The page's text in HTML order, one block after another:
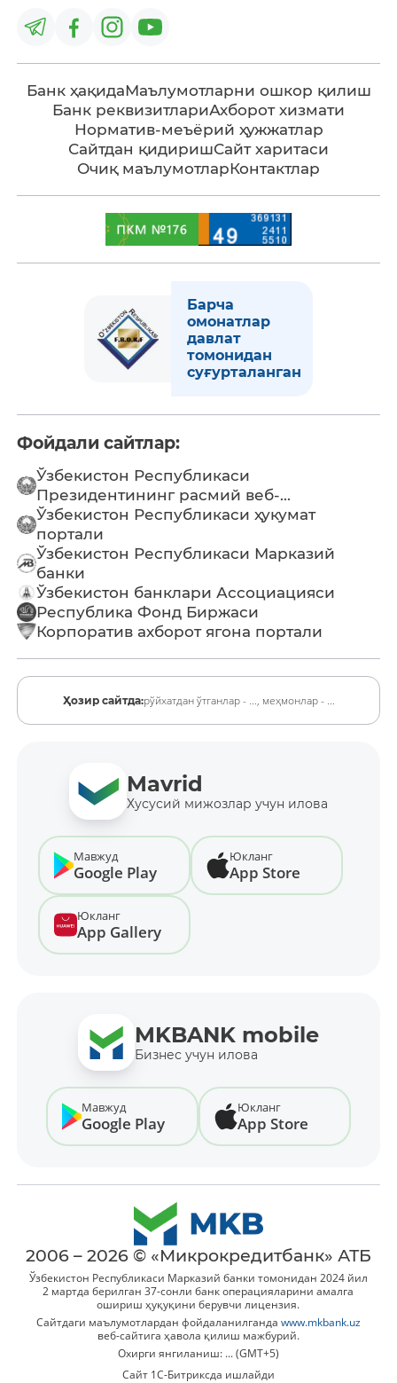
Банк ҳақидаМаълумотларни ошкор қилиш
Банк реквизитлариАхборот хизмати
Норматив-меъёрий ҳужжатлар
Сайтдан қидиришСайт харитаси
Очиқ маълумотларКонтактлар
Барча
омонатлар
давлат
томонидан
суғурталанган
Фойдали сайтлар:
Ўзбекистон Республикаси
Президентининг расмий веб-...
Ўзбекистон Республикаси ҳукумат
портали
Ўзбекистон Республикаси Марказий
банки
Ўзбекистон банклари Ассоциацияси
Республика Фонд Биржаси
Корпоратив ахборот ягона портали
Ҳозир сайтда:рўйхатдан ўтганлар - ..., меҳмонлар - ...
Mavrid
Хусусий мижозлар учун илова
Мавжуд
Google Play
Юкланг
App Store
Юкланг
App Gallery
MKBANK mobile
Бизнес учун илова
Мавжуд
Google Play
Юкланг
App Store
2006 – 2026 © «Микрокредитбанк» АТБ
Ўзбекистон Республикаси Марказий банки томонидан 2024 йил
2 мартда берилган 37-сонли банк операцияларини амалга
ошириш ҳуқуқини берувчи лицензия.
Сайтдаги маълумотлардан фойдаланилганда www.mkbank.uz
веб-сайтига ҳавола қилиш мажбурий.
Охирги янгиланиш: ... (GMT+5)
Сайт 1C-Битриксда ишлайди